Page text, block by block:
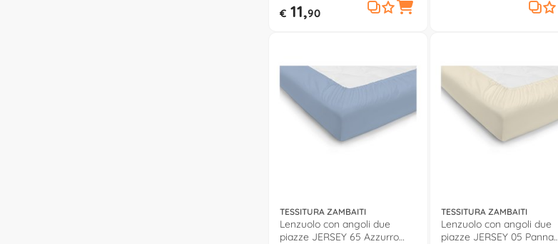
€11,90
TESSITURA ZAMBAITI
Lenzuolo con angoli due
piazze JERSEY 65 Azzurro
TESSITURA ZAMBAITI
Lenzuolo con angoli due
piazze JERSEY 05 Panna